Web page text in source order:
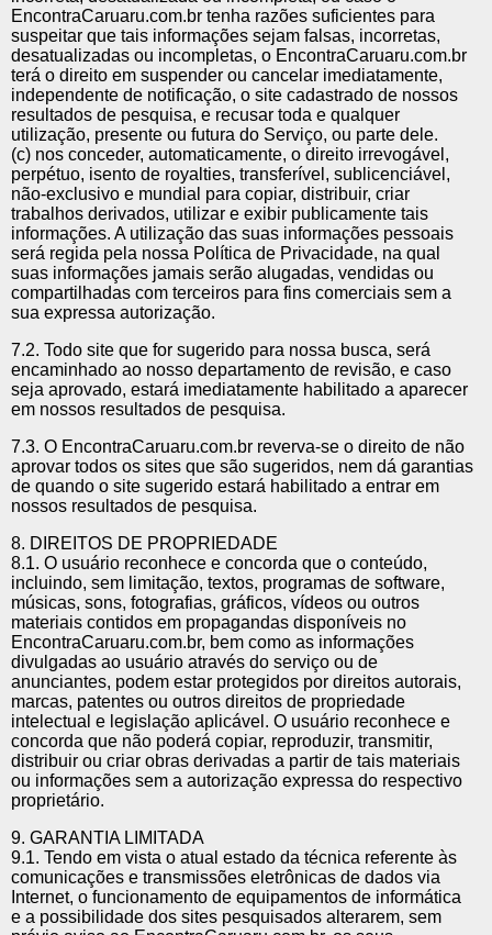
EncontraCaruaru.com.br tenha razões suficientes para
suspeitar que tais informações sejam falsas, incorretas,
desatualizadas ou incompletas, o EncontraCaruaru.com.br
terá o direito em suspender ou cancelar imediatamente,
independente de notificação, o site cadastrado de nossos
resultados de pesquisa, e recusar toda e qualquer
utilização, presente ou futura do Serviço, ou parte dele.
(c) nos conceder, automaticamente, o direito irrevogável,
perpétuo, isento de royalties, transferível, sublicenciável,
não-exclusivo e mundial para copiar, distribuir, criar
trabalhos derivados, utilizar e exibir publicamente tais
informações. A utilização das suas informações pessoais
será regida pela nossa Política de Privacidade, na qual
suas informações jamais serão alugadas, vendidas ou
compartilhadas com terceiros para fins comerciais sem a
sua expressa autorização.
7.2. Todo site que for sugerido para nossa busca, será
encaminhado ao nosso departamento de revisão, e caso
seja aprovado, estará imediatamente habilitado a aparecer
em nossos resultados de pesquisa.
7.3. O EncontraCaruaru.com.br reverva-se o direito de não
aprovar todos os sites que são sugeridos, nem dá garantias
de quando o site sugerido estará habilitado a entrar em
nossos resultados de pesquisa.
8. DIREITOS DE PROPRIEDADE
8.1. O usuário reconhece e concorda que o conteúdo,
incluindo, sem limitação, textos, programas de software,
músicas, sons, fotografias, gráficos, vídeos ou outros
materiais contidos em propagandas disponíveis no
EncontraCaruaru.com.br, bem como as informações
divulgadas ao usuário através do serviço ou de
anunciantes, podem estar protegidos por direitos autorais,
marcas, patentes ou outros direitos de propriedade
intelectual e legislação aplicável. O usuário reconhece e
concorda que não poderá copiar, reproduzir, transmitir,
distribuir ou criar obras derivadas a partir de tais materiais
ou informações sem a autorização expressa do respectivo
proprietário.
9. GARANTIA LIMITADA
9.1. Tendo em vista o atual estado da técnica referente às
comunicações e transmissões eletrônicas de dados via
Internet, o funcionamento de equipamentos de informática
e a possibilidade dos sites pesquisados alterarem, sem